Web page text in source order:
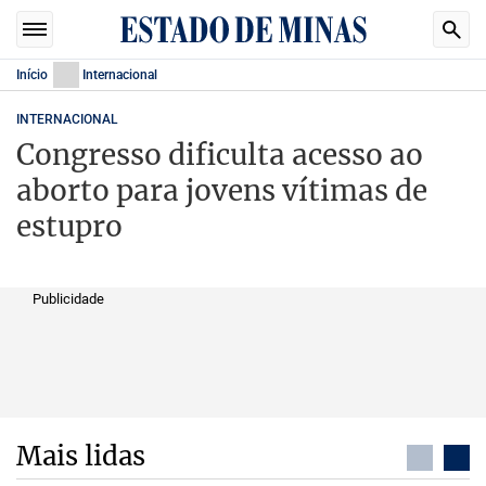
Início Internacional
INTERNACIONAL
Congresso dificulta acesso ao
aborto para jovens vítimas de
estupro
Publicidade
Mais lidas